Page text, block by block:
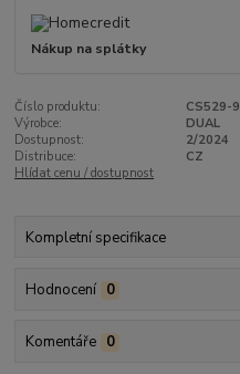
Nákup na splátky
Číslo produktu:
CS529-9
Výrobce:
DUAL
Dostupnost:
2/2024
Distribuce:
CZ
Hlídat cenu / dostupnost
Kompletní specifikace
Hodnocení 0
Komentáře 0